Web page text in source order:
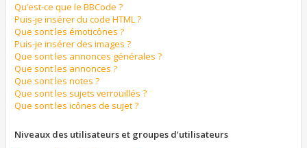
Qu’est-ce que le BBCode ?
Puis-je insérer du code HTML ?
Que sont les émoticônes ?
Puis-je insérer des images ?
Que sont les annonces générales ?
Que sont les annonces ?
Que sont les notes ?
Que sont les sujets verrouillés ?
Que sont les icônes de sujet ?
Niveaux des utilisateurs et groupes d’utilisateurs